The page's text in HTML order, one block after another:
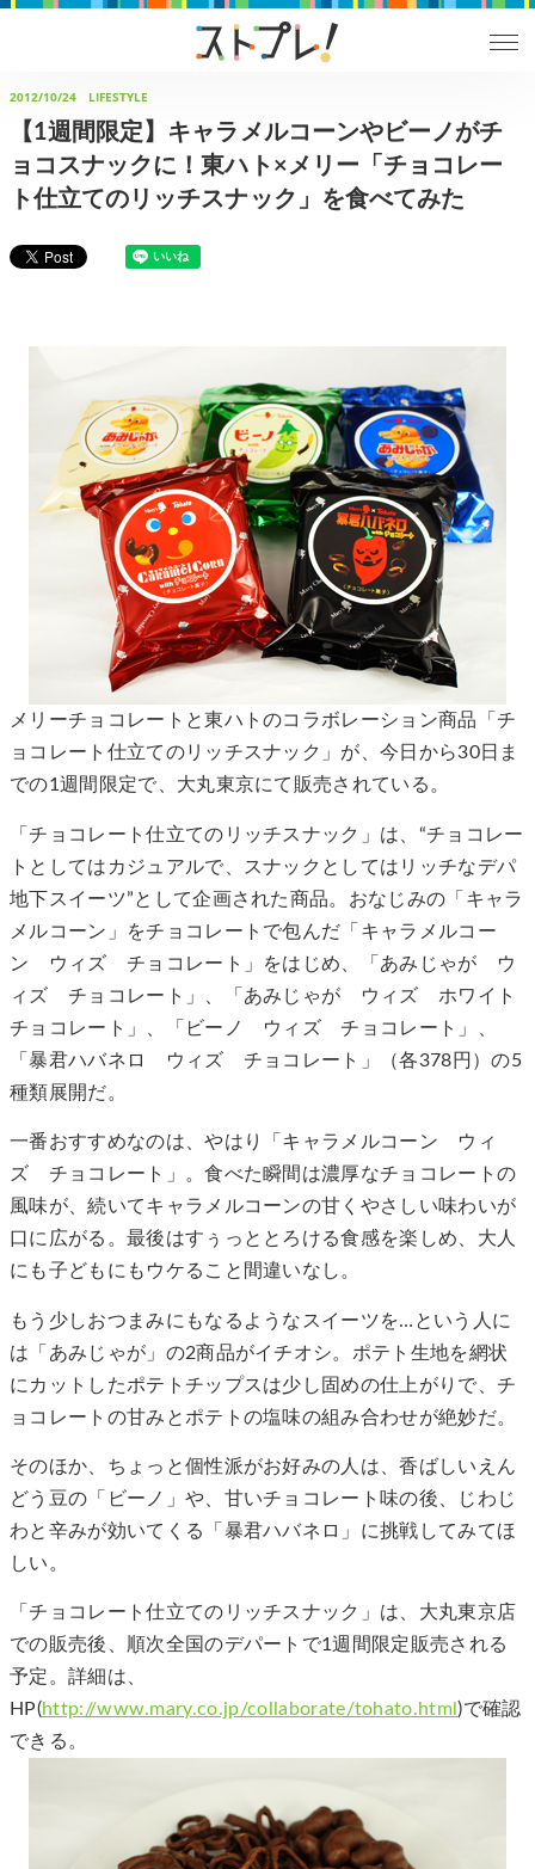
2012/10/24 LIFESTYLE
【1週間限定】キャラメルコーンやビーノがチ
ョコスナックに！東ハト×メリー「チョコレー
ト仕立てのリッチスナック」を食べてみた
メリーチョコレートと東ハトのコラボレーション商品「チ
ョコレート仕立てのリッチスナック」が、今日から30日ま
での1週間限定で、大丸東京にて販売されている。
「チョコレート仕立てのリッチスナック」は、“チョコレー
トとしてはカジュアルで、スナックとしてはリッチなデパ
地下スイーツ”として企画された商品。おなじみの「キャラ
メルコーン」をチョコレートで包んだ「キャラメルコー
ン ウィズ チョコレート」をはじめ、「あみじゃが ウ
ィズ チョコレート」、「あみじゃが ウィズ ホワイト
チョコレート」、「ビーノ ウィズ チョコレート」、
「暴君ハバネロ ウィズ チョコレート」（各378円）の5
種類展開だ。
一番おすすめなのは、やはり「キャラメルコーン ウィ
ズ チョコレート」。食べた瞬間は濃厚なチョコレートの
風味が、続いてキャラメルコーンの甘くやさしい味わいが
口に広がる。最後はすぅっととろける食感を楽しめ、大人
にも子どもにもウケること間違いなし。
もう少しおつまみにもなるようなスイーツを…という人に
は「あみじゃが」の2商品がイチオシ。ポテト生地を網状
にカットしたポテトチップスは少し固めの仕上がりで、チ
ョコレートの甘みとポテトの塩味の組み合わせが絶妙だ。
そのほか、ちょっと個性派がお好みの人は、香ばしいえん
どう豆の「ビーノ」や、甘いチョコレート味の後、じわじ
わと辛みが効いてくる「暴君ハバネロ」に挑戦してみてほ
しい。
「チョコレート仕立てのリッチスナック」は、大丸東京店
での販売後、順次全国のデパートで1週間限定販売される
予定。詳細は、
HP(http://www.mary.co.jp/collaborate/tohato.html )で確認
できる。